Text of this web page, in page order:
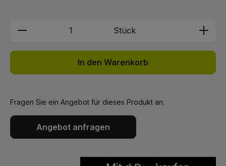
Produkt Anzahl: Gib den
Stück
In den Warenkorb
Fragen Sie ein Angebot für dieses Produkt an.
Angebot anfragen